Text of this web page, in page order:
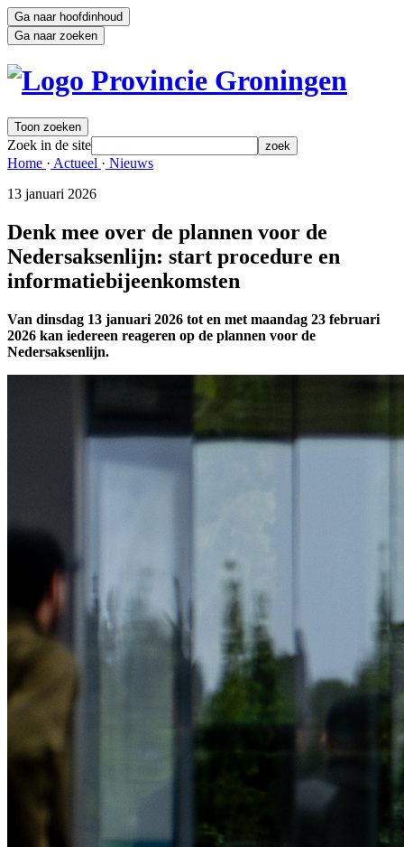
Ga naar hoofdinhoud
Ga naar zoeken
Toon zoeken
Zoek in de site zoek
Home · Actueel · Nieuws
13 januari 2026
Denk mee over de plannen voor de
Nedersaksenlijn: start procedure en
informatiebijeenkomsten
Van dinsdag 13 januari 2026 tot en met maandag 23 februari
2026 kan iedereen reageren op de plannen voor de
Nedersaksenlijn.